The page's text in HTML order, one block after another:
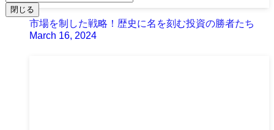
市場を制した戦略！歴史に名を刻む投資の勝者たち
March 16, 2024
閉じる